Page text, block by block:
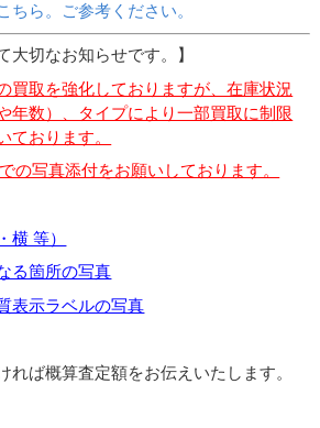
ちら。ご参考ください。
大切なお知らせです。】
買取を強化しておりますが、在庫状況
年数）、タイプにより一部買取に制限
ております。
の写真添付をお願いしております。
横 等）
る箇所の写真
表示ラベルの写真
れば概算査定額をお伝えいたします。